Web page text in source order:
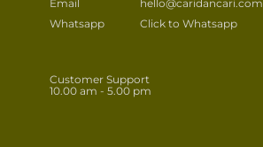
Email
hello@caridancari.com
Whatsapp
Click to Whatsapp
Customer Support
10.00 am - 5.00 pm